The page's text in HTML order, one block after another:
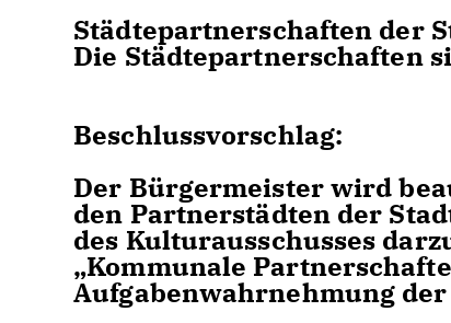
Städtepartnerschaften der
Die Städtepartnerschaften
Beschlussvorschlag:
Der Bürgermeister wird
den Partnerstädten der
des Kulturausschusses
Kommunale
Aufgabenwahrnehmung